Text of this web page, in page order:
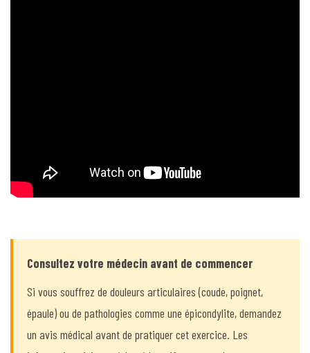
Consultez votre médecin avant de commencer
Si vous souffrez de douleurs articulaires (coude, poignet,
épaule) ou de pathologies comme une épicondylite, demandez
un avis médical avant de pratiquer cet exercice. Les